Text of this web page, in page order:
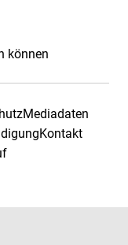
können
Mediadaten
Kontakt